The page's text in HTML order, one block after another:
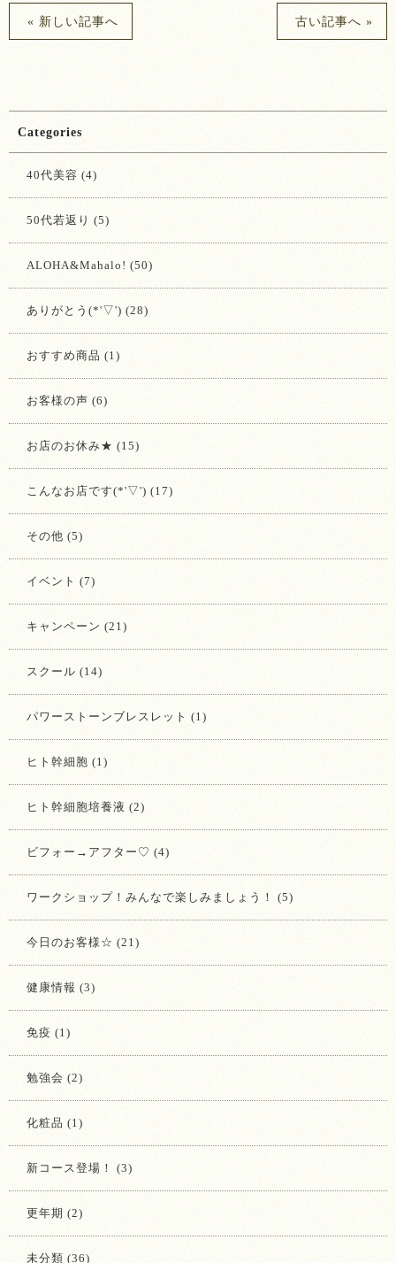
« 新しい記事へ 古い記事へ »
Categories
40代美容 (4)
50代若返り (5)
ALOHA&Mahalo! (50)
ありがとう(*'▽') (28)
おすすめ商品 (1)
お客様の声 (6)
お店のお休み★ (15)
こんなお店です(*'▽') (17)
その他 (5)
イベント (7)
キャンペーン (21)
スクール (14)
パワーストーンブレスレット (1)
ヒト幹細胞 (1)
ヒト幹細胞培養液 (2)
ビフォー→アフター♡ (4)
ワークショップ！みんなで楽しみましょう！ (5)
今日のお客様☆ (21)
健康情報 (3)
免疫 (1)
勉強会 (2)
化粧品 (1)
新コース登場！ (3)
更年期 (2)
未分類 (36)